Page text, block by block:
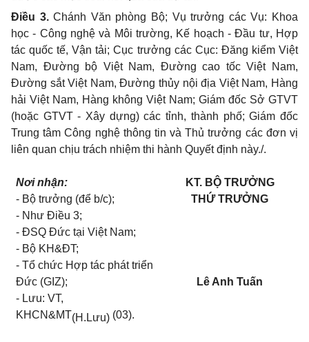
Điều 3.Chánh Văn phòng Bộ; Vụ trưởng các Vụ: Khoa
học - Công nghệ và Môi trường, Kế hoạch - Đầu tư, Hợp
tác quốc tế, Vận tải; Cục trưởng các Cục: Đăng kiểm Việt
Nam, Đường bộ Việt Nam, Đường cao tốc Việt Nam,
Đường sắt Việt Nam, Đường thủy nội địa Việt Nam, Hàng
hải Việt Nam, Hàng không Việt Nam; Giám đốc Sở GTVT
(hoặc GTVT - Xây dựng) các tỉnh, thành phố; Giám đốc
Trung tâm Công nghệ thông tin và Thủ trưởng các đơn vị
liên quan chịu trách nhiệm thi hành Quyết định này./.
Nơi nhận:
- Bộ trưởng (để b/c);
- Như Điều 3;
- ĐSQ Đức tại Việt Nam;
- Bộ KH&ĐT;
- Tổ chức Hợp tác phát triển
Đức (GIZ);
- Lưu: VT,
KHCN&MT(H.Lưu) (03).
KT. BỘ TRƯỞNG
THỨ TRƯỞNG
Lê Anh Tuấn